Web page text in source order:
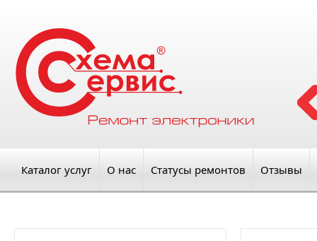
Каталог услуг О нас Статусы ремонтов Отзывы